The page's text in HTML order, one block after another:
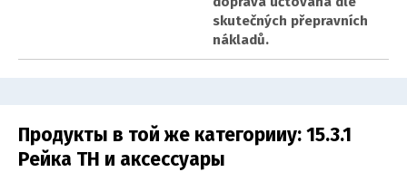
skutečných přepravních
nákladů.
Продукты в той же категорииy:15.3.1
Рейка TH и аксессуары